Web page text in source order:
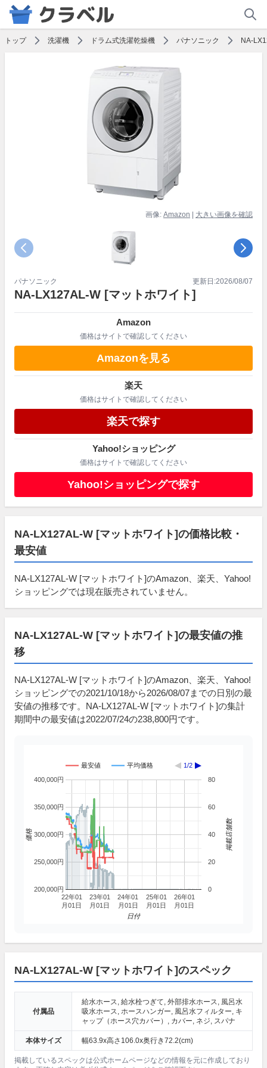
トップ 洗濯機 ドラム式洗濯乾燥機 パナソニック NA-
画像: Amazon 大きい画像を確認
パナソニック
NA-LX127AL-W [マットホワイト]
更新日:2026/08/07
Amazon
価格はサイトで確認してください
Amazonを見る
楽天
価格はサイトで確認してください
楽天で探す
Yahoo!ショッピング
価格はサイトで確認してください
Yahoo!ショッピングで探す
NA-LX127AL-W [マットホワイト]の価格比較・
最安値
NA-LX127AL-W [マットホワイト]のAmazon、楽天、Yahoo!
ショッピングでは現在販売されていません。
NA-LX127AL-W [マットホワイト]の最安値の推
移
NA-LX127AL-W [マットホワイト]のAmazon、楽天、Yahoo!
ショッピングでの2021/10/18から2026/08/07までの日別の最
安値の推移です。NA-LX127AL-W [マットホワイト]の集計
期間中の最安値は2022/07/24の238,800円です。
最安値 平均価格 1/2
22年01
月01日
23年01
月01日
24年01
月01日
25年01
月01日
26年01
月01日
200,000円
250,000円
300,000円
350,000円
400,000円
0
20
40
60
80
日付
価格 掲載店舗数
NA-LX127AL-W [マットホワイト]のスペック
付属品
給水ホース, 給水栓つぎて, 外部排水ホース, 風呂水
吸水ホース, ホースハンガー, 風呂水フィルター, キ
ャップ（ホース穴カバー）, カバー, ネジ, スパナ
本体サイズ 幅63.9x高さ106.0x奥行き72.2(cm)
掲載しているスペックは公式ホームページなどの情報を元に作成しており